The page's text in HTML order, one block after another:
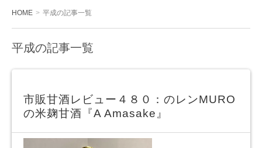
HOME 平成の記事一覧
平成の記事一覧
市販甘酒レビュー４８０：のレンMURO
の米麹甘酒『A Amasake』